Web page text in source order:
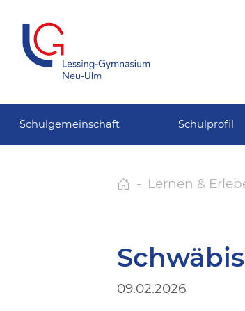
Schulgemeinschaft Schulprofil
Lernen &
09.02.2026